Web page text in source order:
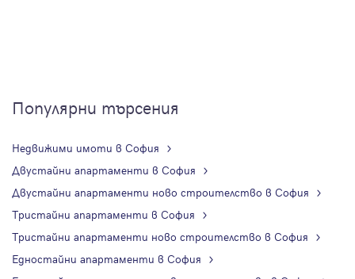
Популярни търсения
Недвижими имоти в София
Двустайни апартаменти в София
Двустайни апартаменти ново строителство в София
Тристайни апартаменти в София
Тристайни апартаменти ново строителство в София
Едностайни апартаменти в София